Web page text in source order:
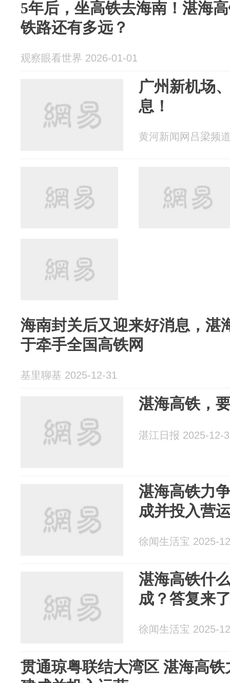
5年后，坐高铁去海南！湛海
铁路还有多远？
观察眼看世界 2026-01-01
广州新机场
息！
黄河新闻网吕梁频
海南封关后又迎来好消息，湛
于牵手全国高铁网
基里聊基 2025-12-31
湛海高铁，
湛江日报 2025-12-
湛海高铁力
成并投入营
徐闻生活宝 2025-
湛海高铁什
成？答复来
徐闻生活宝 2025-
贯通琼粤联结大湾区 湛海高铁